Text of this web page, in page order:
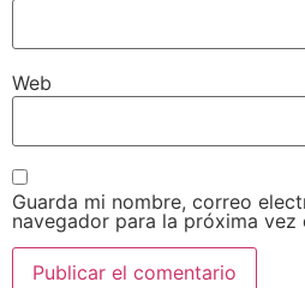
Web
Guarda mi nombre, correo
navegador para la próxima vez